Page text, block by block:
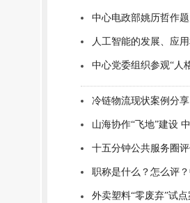
中心电政部姚历哲作
人工智能的发展、应
中心党委组织参观“
冷链物流现状案例分
山海协作“飞地”建设
十五分钟公共服务圈
职称是什么？怎么评
外卖塑料“零废弃”试